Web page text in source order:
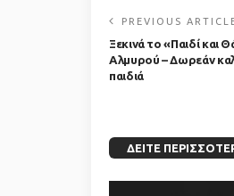
PREVIOUS
Ξεκινά το «Παιδί και
Αλμυρού – Δωρεάν
παιδιά
ΔΕΊΤΕ